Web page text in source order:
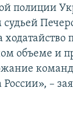
полиции
ходатайство
объеме и
–